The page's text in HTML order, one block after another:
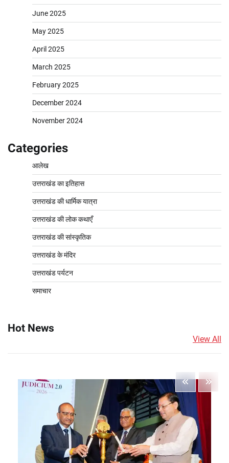
June 2025
May 2025
April 2025
March 2025
February 2025
December 2024
November 2024
Categories
आलेख
उत्तराखंड का इतिहास
उत्तराखंड की धार्मिक यात्रा
उत्तराखंड की लोक कथाएँ
उत्तराखंड की सांस्कृतिक
उत्तराखंड के मंदिर
उत्तराखंड पर्यटन
समाचार
Hot News
View All